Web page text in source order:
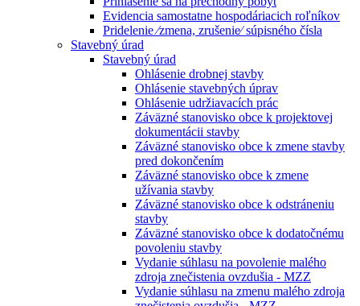
Evidencia samostatne hospodáriacich roľníkov
Pridelenie ⁄zmena, zrušenie⁄ súpisného čísla
Stavebný úrad
Stavebný úrad
Ohlásenie drobnej stavby
Ohlásenie stavebných úprav
Ohlásenie udržiavacích prác
Záväzné stanovisko obce k projektovej
dokumentácii stavby
Záväzné stanovisko obce k zmene stavby
pred dokončením
Záväzné stanovisko obce k zmene
užívania stavby
Záväzné stanovisko obce k odstráneniu
stavby
Záväzné stanovisko obce k dodatočnému
povoleniu stavby
Vydanie súhlasu na povolenie malého
zdroja znečistenia ovzdušia - MZZ
Vydanie súhlasu na zmenu malého zdroja